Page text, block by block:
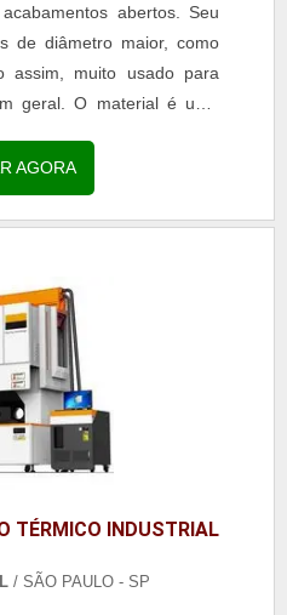
abertos. Seu
de diâmetro maior, como
assim, muito usado para
geral. O material é uma
AGORA
TÉRMICO INDUSTRIAL
/ SÃO PAULO - SP